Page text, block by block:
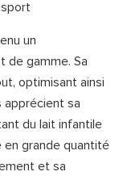
un
de gamme. Sa
optimisant ainsi
apprécient sa
du lait infantile
en grande quantité
et sa